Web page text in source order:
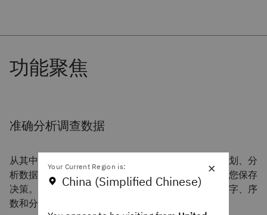
准确分析调查数据
从其中一个向导开始。然后，使用交互式界面创建计划、分
析数据和解释结果。每个计划均充当一个模板，以便您保存
决策。接着，使用专为复杂样本开发的程序来预测数字、序
数和分类结果或特定事件的时间。
×
Your Current Region is:
China (Simplified Chinese)